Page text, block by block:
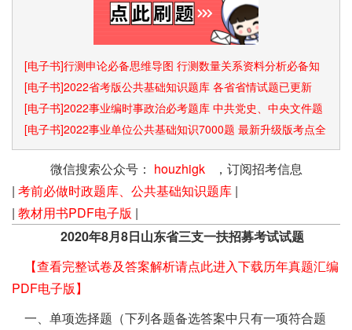
[电子书]行测申论必备思维导图 行测数量关系资料分析必备知
识点和速算技巧
[电子书]2022省考版公共基础知识题库 各省省情试题已更新
[电子书]2022事业编时事政治必考题库 中共党史、中央文件题
库已更新
[电子书]2022事业单位公共基础知识7000题 最新升级版考点全
覆盖
微信搜索公众号： houzhigk，订阅招考信息
| 考前必做时政题库、公共基础知识题库 |
| 教材用书PDF电子版 |
2020年8月8日山东省三支一扶招募考试试题
【查看完整试卷及答案解析请点此进入下载历年真题汇编
PDF电子版】
一、单项选择题（下列各题备选答案中只有一项符合题